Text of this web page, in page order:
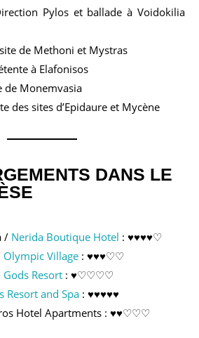
Pylos et ballade à Voidokilia
de Methoni et Mystras
à Elafonisos
de Monemvasia
des sites d’Epidaure et Mycène
DANS LE
/ Nerida Boutique Hotel : ♥♥♥♥♡
Olympic Village : ♥♥♥♡♡
Gods Resort : ♥♡♡♡♡
Resort and Spa : ♥♥♥♥♥
Hotel Apartments : ♥♥♡♡♡